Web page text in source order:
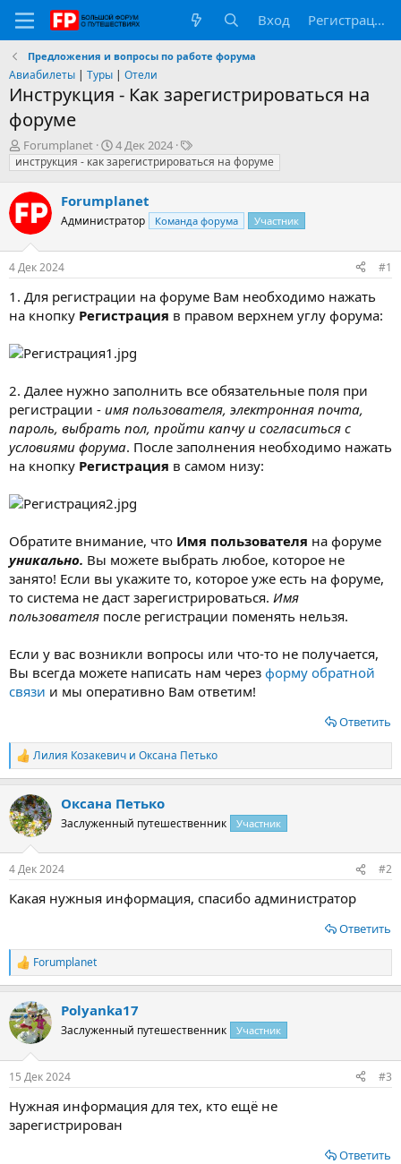
Вход Регистрация
Предложения и вопросы по работе форума
Авиабилеты | Туры | Отели
Инструкция - Как зарегистрироваться на
форуме
А
в
о
р
м
ы
Forumplanet
Д
а
а
н
а
а
4 Дек 2024
Т
е
инструкция - как зарегистрироваться на форуме
Forumplanet
Администратор Команда форума Участник
4 Дек 2024 #1
1. Для регистрации на форуме Вам необходимо нажать
на кнопку Регистрация в правом верхнем углу форума:
2. Далее нужно заполнить все обязательные поля при
регистрации - имя пользователя, электронная почта,
пароль, выбрать пол, пройти капчу и согласиться с
условиями форума. После заполнения необходимо нажать
на кнопку Регистрация в самом низу:
Обратите внимание, что Имя пользователя на форуме
уникально. Вы можете выбрать любое, которое не
занято! Если вы укажите то, которое уже есть на форуме,
то система не даст зарегистрироваться. Имя
пользователя после регистрации поменять нельзя.
Если у вас возникли вопросы или что-то не получается,
Вы всегда можете написать нам через форму обратной
связи и мы оперативно Вам ответим!
Ответить
Р
е
к
ц
и
Лилия Козакевич и Оксана Петько
Оксана Петько
Заслуженный путешественник Участник
4 Дек 2024 #2
Какая нужныя информация, спасибо администратор
Ответить
Р
е
к
ц
и
Forumplanet
Polyanka17
Заслуженный путешественник Участник
15 Дек 2024 #3
Нужная информация для тех, кто ещё не
зарегистрирован
Ответить